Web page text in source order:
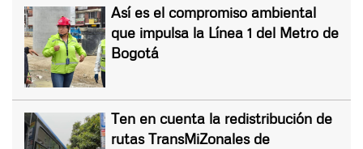
Así es el compromiso ambiental
que impulsa la Línea 1 del Metro de
Bogotá
Ten en cuenta la redistribución de
rutas TransMiZonales de